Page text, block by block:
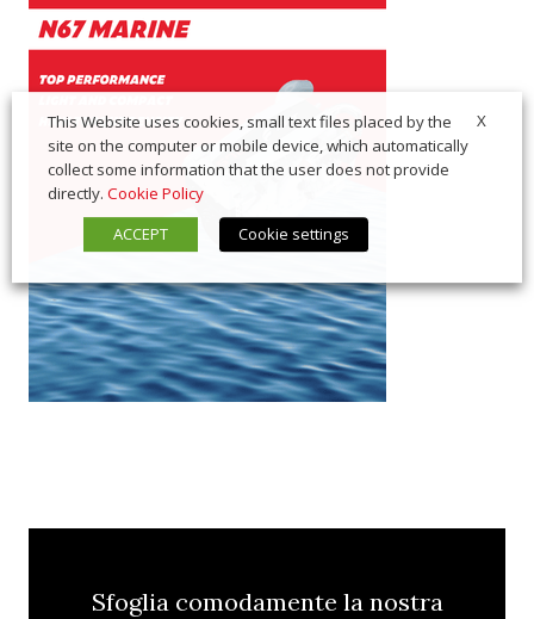
Sfoglia comodamente la nostra
X
This Website uses cookies, small text files placed by the
site on the computer or mobile device, which automatically
collect some information that the user does not provide
directly. Cookie Policy
ACCEPT
Cookie settings